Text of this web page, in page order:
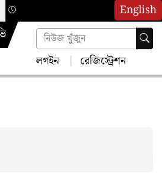
English
লগইন রেজিস্ট্রেশন